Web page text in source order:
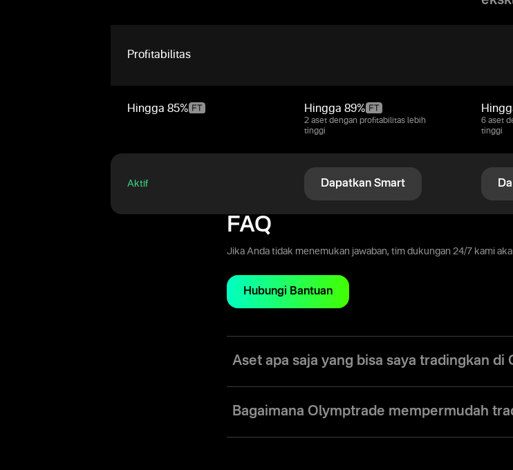
Profitabilitas
Hingga 85% Hingga 89%
2 aset dengan profitabilitas lebih
tinggi
6 aset
tinggi
Aktif Dapatkan Smart
FAQ
Jika Anda tidak menemukan jawaban, tim dukungan 24/7 kami
Hubungi Bantuan
Aset apa saja yang bisa saya tradingkan di
indeks, komoditas, kripto, dan ETF. Platform ini memudahkan
akun dengan harga real time dan analisa pasar terintegrasi.
Bagaimana Olymptrade mempermudah